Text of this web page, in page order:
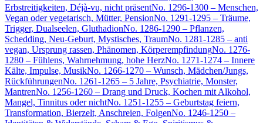
Erbstreitigkeiten, Déjà-vu, nicht präsentNo. 1296-1300 – Menschen,
Vegan oder vegetarisch, Mütter, PensionNo. 1291-1295 – Träume,
Trigger, Dualseelen, GluthadionNo. 1286-1290 – Pflanzen,
Schedding, Neu-Geburt, Mystisches, TraumNo. 1281-1285 – anti
vegan, Ursprung rassen, Phänomen, KörperempfindungNo. 1276-
1280 – Fühlens, Wahrnehmung, hohe HerzNo. 1271-1274 – Innere
Kälte, Impulse, MusikNo. 1266-1270 – Wunsch, Mädchen/Jungs,
RückführungenNo. 1261-1265 – 5 Jahre, Psychiatrie, Monster,
MantrenNo. 1256-1260 – Drang und Druck, Kochen mit Alkohol,
Mangel, Tinnitus oder nichtNo. 1251-1255 – Geburtstag feiern,
Transformation, Bierzelt, Anschreien, FolgenNo. 1246-1250 –